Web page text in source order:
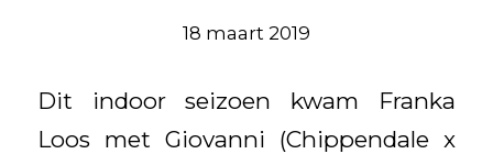
18 maart 2019
Dit indoor seizoen kwam Franka
Loos met Giovanni (Chippendale x